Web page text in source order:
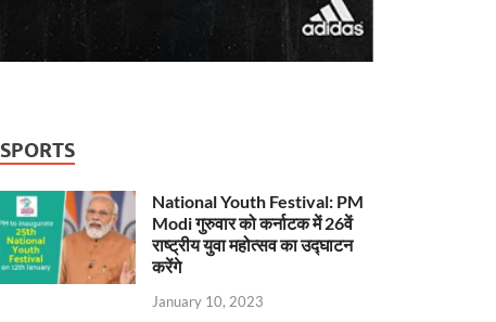
SPORTS
National Youth Festival: PM
Modi गुरुवार को कर्नाटक में 26वें
राष्ट्रीय युवा महोत्सव का उद्घाटन
करेंगे
January 10, 2023